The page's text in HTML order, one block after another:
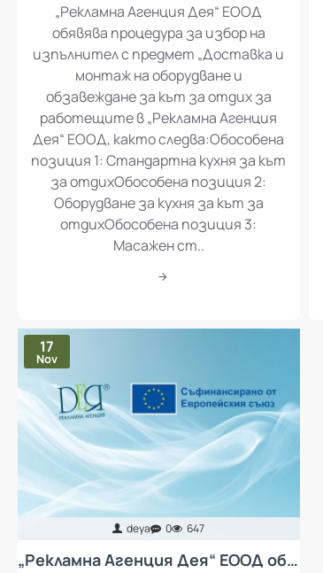
„Рекламна Агенция Дея“ ЕООД
обявява процедура за избор на
изпълнител с предмет „Доставка и
монтаж на оборудване и
обзавеждане за кът за отдих за
работещите в „Рекламна Агенция
Дея“ ЕООД, както следва:Обособена
позиция 1: Стандартна кухня за кът
за отдихОбособена позиция 2:
Оборудване за кухня за кът за
отдихОбособена позиция 3:
Масажен ст..
17
Nov
deya 0 647
„Рекламна Агенция Дея“ ЕООД обявява процедура за избор на изпълнител с предмет „Доставка и монтаж на колективни предпазни средства за защита от неблагоприятен микроклимат за работещите в „Рекламна Агенция Дея“ ЕООД - въздухопречистватели“